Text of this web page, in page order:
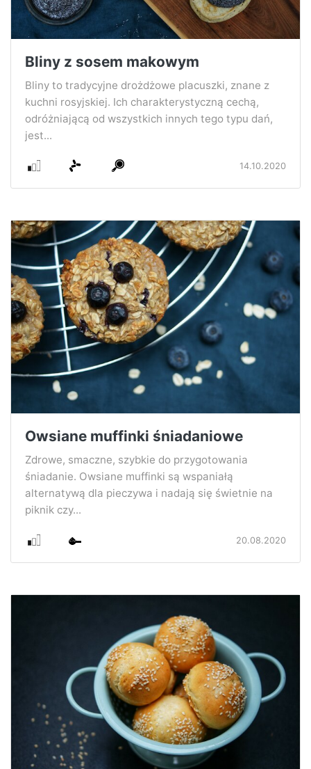
Bliny z sosem makowym
Bliny to tradycyjne drożdżowe placuszki, znane z
kuchni rosyjskiej. Ich charakterystyczną cechą,
odróżniającą od wszystkich innych tego typu dań,
jest...
14.10.2020
Owsiane muffinki śniadaniowe
Zdrowe, smaczne, szybkie do przygotowania
śniadanie. Owsiane muffinki są wspaniałą
alternatywą dla pieczywa i nadają się świetnie na
piknik czy...
20.08.2020